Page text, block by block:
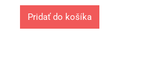
Pridať do košíka